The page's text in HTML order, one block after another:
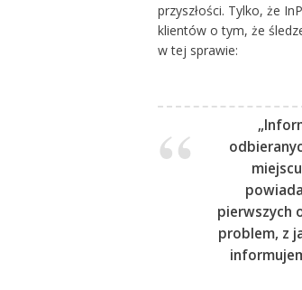
przyszłości. Tylko, że
klientów o tym, że
w tej sprawie:
pierwszych
problem, z